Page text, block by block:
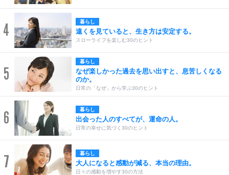
4 暮らし
遠くを見ていると、生き方は安定する。
スローライフを楽しむ30のヒント
5
暮らし
なぜ楽しかった過去を思い出すと、息苦しくなる
のか。
日常の「なぜ」から学ぶ30のヒント
6 暮らし
出会った人のすべてが、運命の人。
日常の幸せに気づく30のヒント
7 暮らし
大人になると感動が減る、本当の理由。
日々の感動を増やす30の方法